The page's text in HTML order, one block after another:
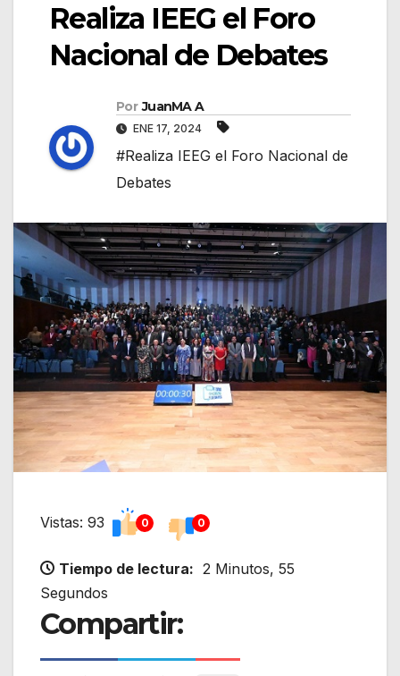
Realiza IEEG el Foro
Nacional de Debates
Por JuanMA A
ENE 17, 2024
#Realiza IEEG el Foro Nacional de
Debates
Vistas: 93 0 0
Tiempo de lectura: 2 Minutos, 55
Segundos
Compartir: